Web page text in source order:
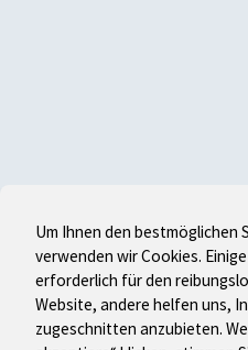
Um Ihnen den bestmöglichen
verwenden wir Cookies.
erforderlich für den
Website, andere helfen uns,
zugeschnitten anzubieten.